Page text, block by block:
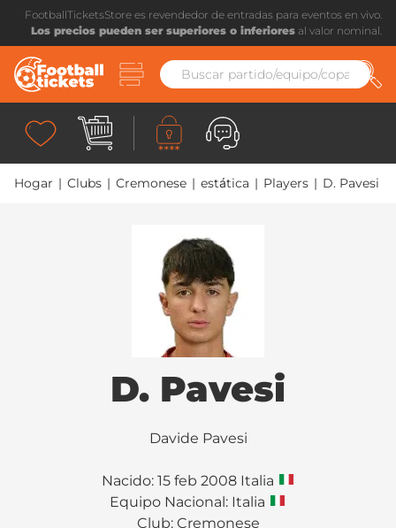
FootballTicketsStore es revendedor de entradas para eventos en vivo.
Los precios pueden ser superiores o inferiores al valor nominal.
Hogar | Clubs | Cremonese | estática | Players | D. Pavesi
D. Pavesi
Davide Pavesi
Nacido: 15 feb 2008 Italia
Equipo Nacional: Italia
Club: Cremonese